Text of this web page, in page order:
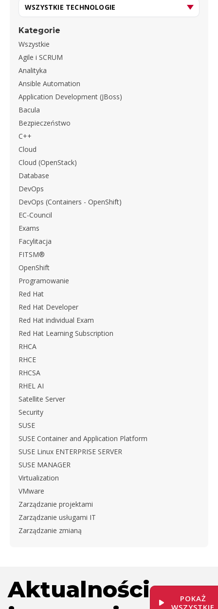
Kategorie
Wszystkie
Agile i SCRUM
Analityka
Ansible Automation
Application Development (JBoss)
Bacula
Bezpieczeństwo
C++
Cloud
Cloud (OpenStack)
Database
DevOps
DevOps (Containers - OpenShift)
EC-Council
Exams
Facylitacja
FITSM®
OpenShift
Programowanie
Red Hat
Red Hat Developer
Red Hat individual Exam
Red Hat Learning Subscription
RHCA
RHCE
RHCSA
RHEL AI
Satellite Server
Security
SUSE
SUSE Container and Application Platform
SUSE Linux ENTERPRISE SERVER
SUSE MANAGER
Virtualization
VMware
Zarządzanie projektami
Zarządzanie usługami IT
Zarządzanie zmianą
Aktualności
POKAŻ